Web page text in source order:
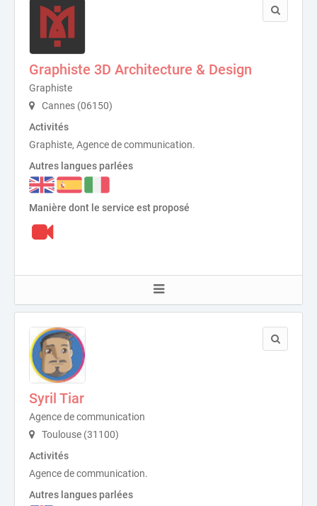
Graphiste 3D Architecture & Design
Graphiste
Cannes (06150)
Activités
Graphiste, Agence de communication.
Autres langues parlées
Manière dont le service est proposé
Syril Tiar
Agence de communication
Toulouse (31100)
Activités
Agence de communication.
Autres langues parlées